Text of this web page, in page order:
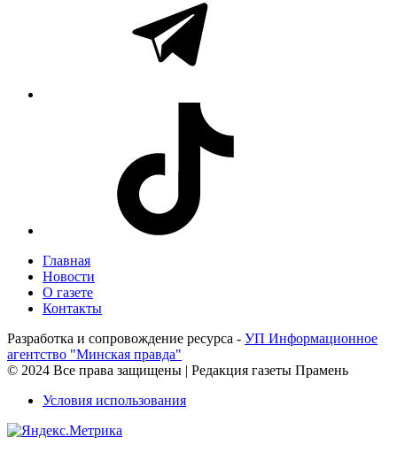
Главная
Новости
О газете
Контакты
Разработка и сопровождение ресурса - УП Информационное
агентство "Минская правда"
© 2024 Все права защищены | Редакция газеты Прамень
Условия использования